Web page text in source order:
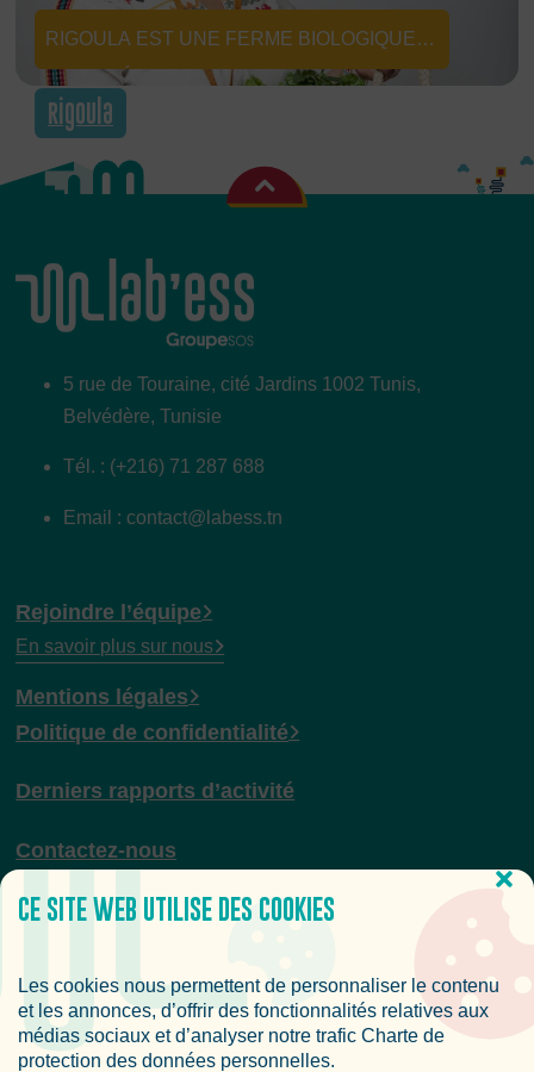
CE SITE WEB UTILISE DES COOKIES
Les cookies nous permettent de personnaliser le contenu
et les annonces, d’offrir des fonctionnalités relatives aux
médias sociaux et d’analyser notre trafic Charte de
protection des données personnelles.
RIGOULA EST UNE FERME BIOLOGIQUE
CERTIFIÉE PROPOSANT DES FRUITS ET
LÉGUMES LOCAUX BIO, FRAIS, SÉCHÉS,
VALORISER LES PRODUITS DU
L’ENVIRONNEMENT ET DE LA TRADITION
CULINAIRE TUNISIENNE.
Rigoula
5 rue de Touraine, cité Jardins 1002 Tunis,
Belvédère, Tunisie
Tél. : (+216) 71 287 688
Email : contact@labess.tn
Rejoindre l’équipe
En savoir plus sur nous
Mentions légales
Politique de confidentialité
Derniers rapports d’activité
Contactez-nous
Rejoignez-nous et recevez des nouvelles fraîches sur le
Lab’ess et le secteur de l’ESS.